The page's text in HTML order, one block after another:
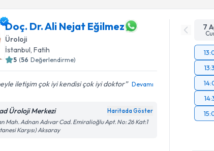
Doç. Dr. Ali Nejat Eğilmez
Üroloji
İstanbul, Fatih
5 (56 Değerlendirme)
iletişim çok iyi kendisi çok iyi doktor Devamı
Üroloji Merkezi Haritada Göster
Mah. Adnan Adıvar Cad. Emiralioğlu Apt. No: 26 Kat:1
Karşısı) Aksaray
7